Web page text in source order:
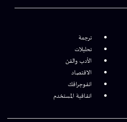
ترجمة
تحليلات
الأدب والفن
الاقتصاد
انفوجرافك
اتفاقية المستخدم